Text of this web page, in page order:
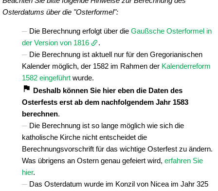
Osterdatums über die "Osterformel":
Die Berechnung erfolgt über die Gaußsche Osterformel in
der Version von 1816
.
Die Berechnung ist aktuell nur für den Gregorianischen
Kalender möglich, der 1582 im Rahmen der Kalenderreform
1582 eingeführt wurde.
Deshalb können Sie hier eben die Daten des
Osterfests erst ab dem nachfolgendem Jahr 1583
berechnen.
Die Berechnung ist so lange möglich wie sich die
katholische Kirche nicht entscheidet die
Berechnungsvorschrift für das wichtige Osterfest zu ändern.
Was übrigens an Ostern genau gefeiert wird, erfahren Sie
hier.
Das Osterdatum wurde im Konzil von Nicea im Jahr 325